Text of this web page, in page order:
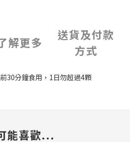
解更多
送貨及付款
方式
30分鐘食用，1日勿超過4顆
能喜歡...